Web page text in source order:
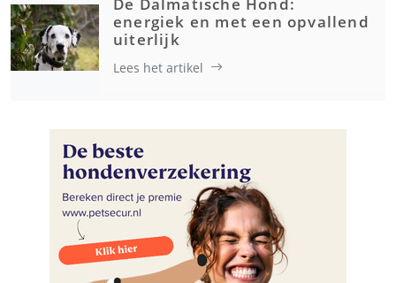
energiek en met een opvallend
uiterlijk
Lees het artikel